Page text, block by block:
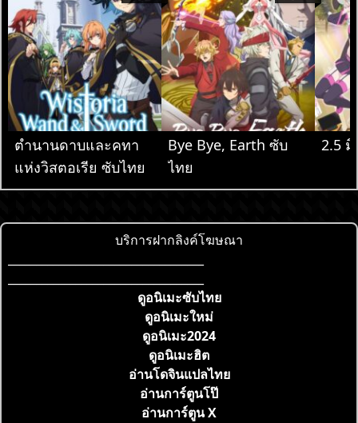
ตำนานดาบและคทา
แห่งวิสตอเรีย ซับไทย
Bye Bye, Earth ซับ
ไทย
2.5
บริการฝากลิงค์โฆษณา
ดูอนิเมะซับไทย
ดูอนิเมะใหม่
ดูอนิเมะ2024
ดูอนิเมะฮิต
อ่านโดจินแปลไทย
อ่านการ์ตูนโป๊
อ่านการ์ตูน X